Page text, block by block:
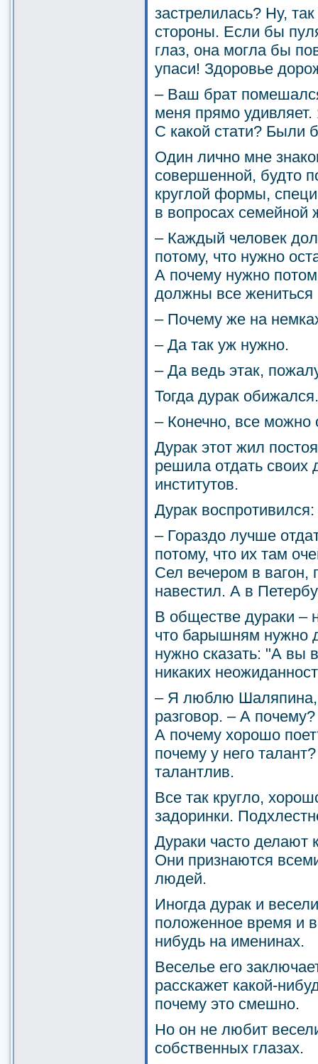
застрелилась? Ну,
стороны. Если бы
глаз, она могла бы
упаси! Здоровье
– Ваш брат
меня прямо
С какой стати? Были
Один лично мне
совершенной, будто
круглой формы,
в вопросах семейной
– Каждый человек
потому, что нужно
А почему нужно
должны все жениться
– Почему же на
– Да так уж нужно.
– Да ведь этак,
Тогда дурак обижался.
– Конечно, все можно
Дурак этот жил
решила отдать своих
институтов.
Дурак воспротивился:
– Гораздо лучше
потому, что их там
Сел вечером в вагон,
навестил. А в
В обществе дураки –
что барышням нужно
нужно сказать: "А вы
никаких
– Я люблю Шаляпина,
разговор. – А
А почему хорошо
почему у него
талантлив.
Все так кругло,
задоринки.
Дураки часто делают
Они признаются
людей.
Иногда дурак и
положенное время и
нибудь на именинах.
Веселье его
расскажет какой-
почему это смешно.
Но он не любит
собственных глазах.